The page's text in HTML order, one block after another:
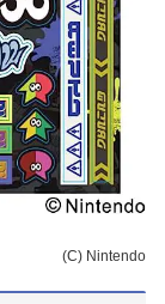
(C) Nintendo